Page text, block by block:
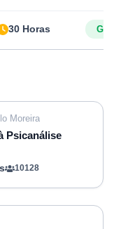
30 Horas
Moreira
Psicanálise
10128